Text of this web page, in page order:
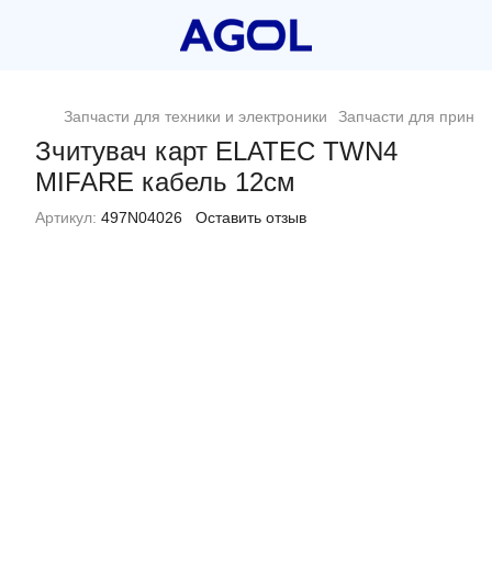
Запчасти для техники и электроники Запчасти для
Зчитувач карт ELATEC TWN4
MIFARE кабель 12см
Артикул: 497N04026 Оставить отзыв